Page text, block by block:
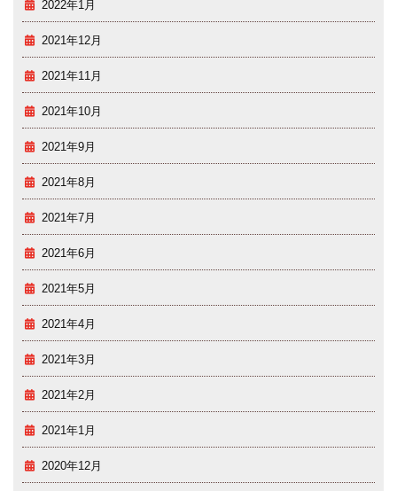
2022年1月
2021年12月
2021年11月
2021年10月
2021年9月
2021年8月
2021年7月
2021年6月
2021年5月
2021年4月
2021年3月
2021年2月
2021年1月
2020年12月